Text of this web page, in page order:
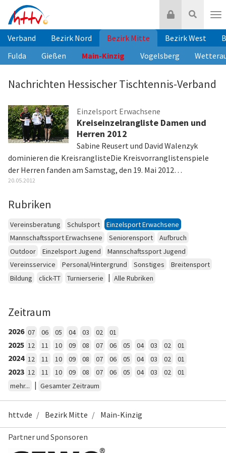
Inhalt
springen
Suche
Login
Verband Bezirk Nord Bezirk Mitte Bezirk West
Fulda
Gießen Main-Kinzig Vogelsberg
Nachrichten Hessischer Tischtennis-Verband
Einzelsport Erwachsene
Kreiseinzelrangliste Damen und
Herren 2012
Sabine Reusert und David Walenzyk
dominieren die KreisranglisteDie Kreisvorranglistenspiele
der Herren fanden am Samstag, den 19. Mai 2012…
20.05.2012
Rubriken
Vereinsberatung Schulsport
Einzelsport Erwachsene
Mannschaftssport Erwachsene
Seniorensport
Aufbruch
Outdoor
Einzelsport Jugend
Mannschaftssport Jugend
Vereinsservice
Personal/Hintergrund Sonstiges
Breitensport
Bildung
click-TT Turnierserie | Alle Rubriken
Zeitraum
2026 07 06 05 04 03 02 01
2025 12 11 10 09 08 07 06 05 04 03 02 01
2024 12 11 10 09 08 07 06 05 04 03 02 01
2023 12 11 10 09 08 07 06 05 04 03 02
01
mehr...
| Gesamter Zeitraum
httv.de Bezirk Mitte Main-Kinzig
Partner und Sponsoren